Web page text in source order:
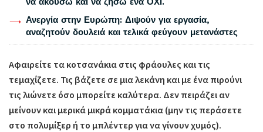
Ανεργία στην Ευρώπη: Διψούν για εργασία,
αναζητούν δουλειά και τελικά φεύγουν μετανάστες
Αφαιρείτε τα κοτσανάκια στις φράουλες και τις
τεμαχίζετε. Τις βάζετε σε μια λεκάνη και με ένα πιρούνι
τις λιώνετε όσο μπορείτε καλύτερα. Δεν πειράζει αν
μείνουν και μερικά μικρά κομματάκια (μην τις περάσετε
στο πολυμίξερ ή το μπλέντερ για να γίνουν χυμός).